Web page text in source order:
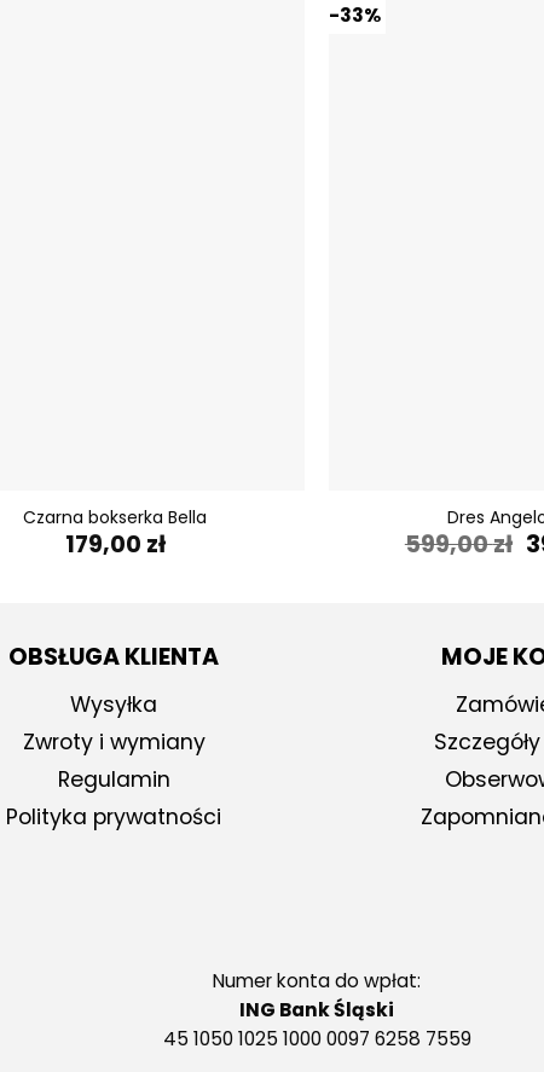
Czarna bokserka Bella
179,00 zł
-33%
Dres
599,00zł
OBSŁUGA KLIENTA
Wysyłka
Zwroty i wymiany
Regulamin
Polityka prywatności
MOJE
Numer konta do wpłat:
ING Bank Śląski
45 1050 1025 1000 0097 6258 7559